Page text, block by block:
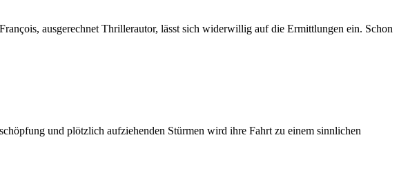
ausgerechnet Thrillerautor, lässt sich widerwillig auf die Ermittlungen ein. Schon
und plötzlich aufziehenden Stürmen wird ihre Fahrt zu einem sinnlichen